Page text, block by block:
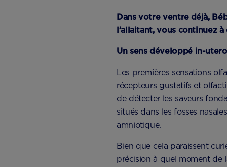
Dans votre ventre déjà,
l’allaitant, vous continuez
Un sens développé in-utero
Les premières sensations
récepteurs gustatifs et
de détecter les saveurs
situés dans les fosses
amniotique.
Bien que cela paraissent
précision à quel moment de